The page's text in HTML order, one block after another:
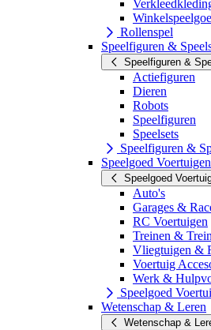
Rollenspel
Speelfiguren &
Speelfiguren &
Actiefiguren
Dieren
Robots
Speelfiguren
Speelsets
Speelfiguren &
Speelgoed Voertuigen
Speelgoed
Auto's
Garages &
RC Voertuigen
Treinen &
Vliegtuigen &
Voertuig
Werk &
Speelgoed
Wetenschap & Leren
Wetenschap &